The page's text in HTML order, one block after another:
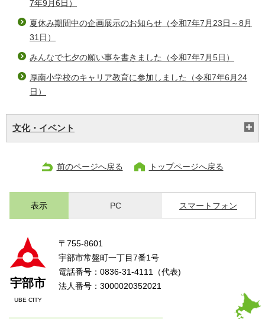
7年9月6日）
夏休み期間中の企画展示のお知らせ（令和7年7月23日～8月
31日）
みんなで七夕の願い事を書きました（令和7年7月5日）
厚南小学校のキャリア教育に参加しました（令和7年6月24
日）
文化・イベント
前のページへ戻る トップページへ戻る
表示 PC スマートフォン
宇部市
UBE CITY
〒755-8601
宇部市常盤町一丁目7番1号
電話番号：0836-31-4111（代表)
法人番号：3000020352021